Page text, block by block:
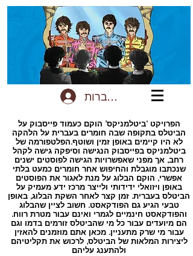
להתחברות
הפרויקט ‘ביטלמניקס’ הוקם כעמוד פייסבוק על
הביטלס בתקופה שבה חומרים בעברית על הלהקה
לא היו קיימים באופן זמין ושוטף.הפלטפורמה של
ביטלמניקס בפייסבוק הנגישה וסיפקה גישה לקהל
רחב, אך מפני שאפשרויות הגישה לפוסטים ישנים
שנכתבו מוגבלת והחיפוש אחר חומרים כמעט בלתי
אפשרי, הוקם הבלוג על מנת לאגור את הפוסטים
באופן ויזואלי ידידותי ולייצר מרכז ידע מעמיק על
הביטלס בעברית. זמן קצר לאחר השקת הבלוג, באופן
טבעי הגיע גם הפודקאסט. חשוב לציין שהבלוג
והפודקאסט חינמיים לגמרי ואינם עבור מטרת רווח.
הם מיועדים עבור כל מי שהביטלס זורמים בדמו וגם
עבור מי שרק מתעניין. מכאן אתם מוזמנים להאזין
ליצירות המלאות של הביטלס, לרכוש את תקליטיהם
ולהתענג עליהם